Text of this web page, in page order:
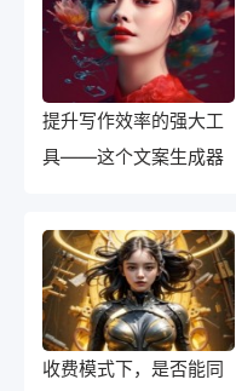
提升写作效率的强大工
具——这个文案生成器
收费模式下，是否能同